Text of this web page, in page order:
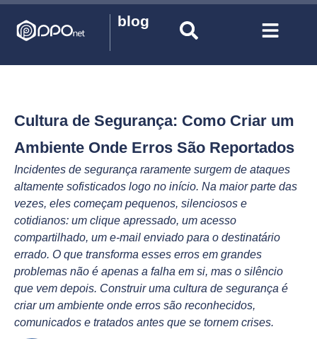
blog
Cultura de Segurança: Como Criar um
Ambiente Onde Erros São Reportados
Incidentes de segurança raramente surgem de ataques
altamente sofisticados logo no início. Na maior parte das
vezes, eles começam pequenos, silenciosos e
cotidianos: um clique apressado, um acesso
compartilhado, um e-mail enviado para o destinatário
errado. O que transforma esses erros em grandes
problemas não é apenas a falha em si, mas o silêncio
que vem depois. Construir uma cultura de segurança é
criar um ambiente onde erros são reconhecidos,
comunicados e tratados antes que se tornem crises.